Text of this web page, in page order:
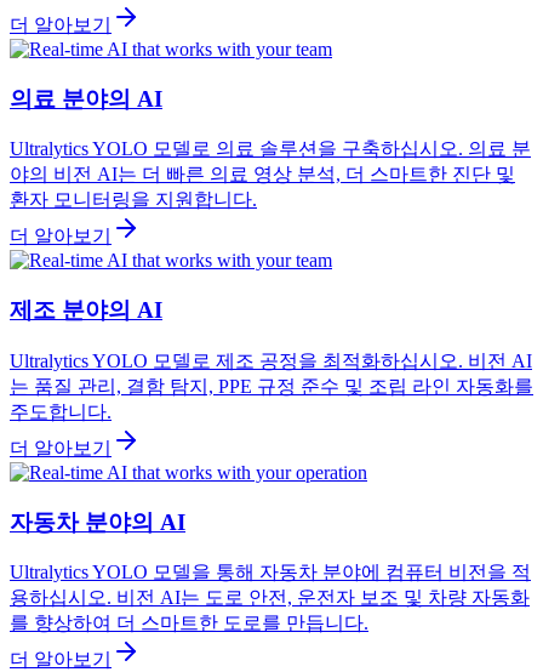
더 알아보기
의료 분야의 AI
Ultralytics YOLO 모델로 의료 솔루션을 구축하십시오. 의료 분
야의 비전 AI는 더 빠른 의료 영상 분석, 더 스마트한 진단 및
환자 모니터링을 지원합니다.
더 알아보기
제조 분야의 AI
Ultralytics YOLO 모델로 제조 공정을 최적화하십시오. 비전 AI
는 품질 관리, 결함 탐지, PPE 규정 준수 및 조립 라인 자동화를
주도합니다.
더 알아보기
자동차 분야의 AI
Ultralytics YOLO 모델을 통해 자동차 분야에 컴퓨터 비전을 적
용하십시오. 비전 AI는 도로 안전, 운전자 보조 및 차량 자동화
를 향상하여 더 스마트한 도로를 만듭니다.
더 알아보기